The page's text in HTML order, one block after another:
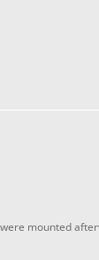
mounted